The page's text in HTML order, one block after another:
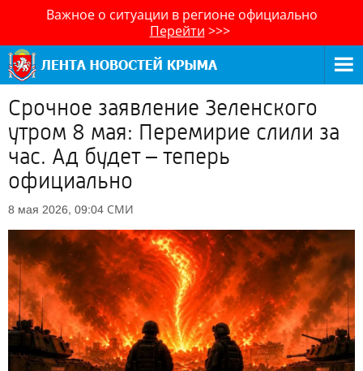
Важное о ситуации в регионе официально
Перейти >>>
Срочное заявление Зеленского
утром 8 мая: Перемирие слили за
час. Ад будет – теперь
официально
8 мая 2026, 09:04 СМИ